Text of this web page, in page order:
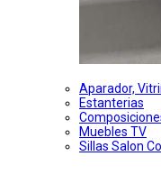
Aparador,
Estanterias
Muebles TV
Sillas Salon